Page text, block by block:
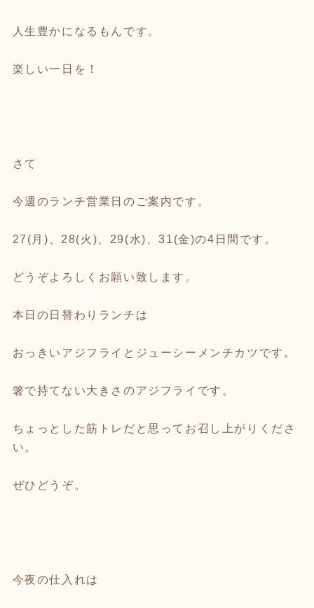
人生豊かになるもんです。
楽しい一日を！
さて
今週のランチ営業日のご案内です。
27(月)、28(火)、29(水)、31(金)の4日間です。
どうぞよろしくお願い致します。
本日の日替わりランチは
おっきいアジフライとジューシーメンチカツです。
箸で持てない大きさのアジフライです。
ちょっとした筋トレだと思ってお召し上がりくださ
い。
ぜひどうぞ。
今夜の仕入れは